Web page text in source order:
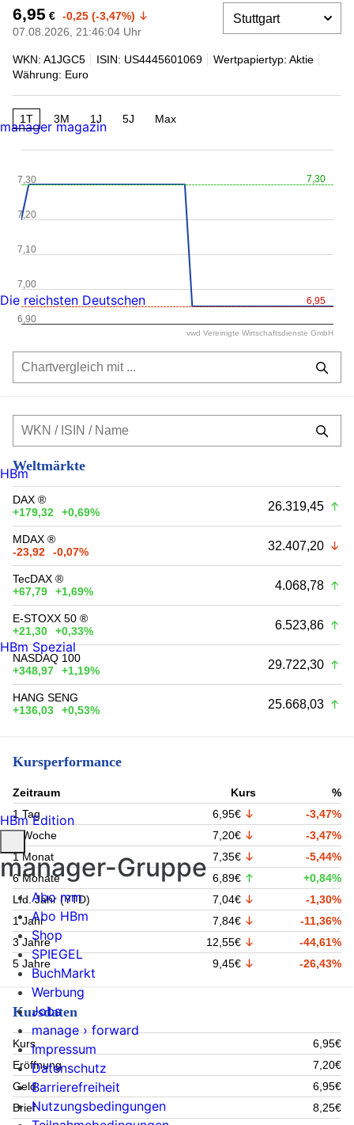
6,95 € -0,25 (-3,47%)
07.08.2026, 21:46:04 Uhr
WKN: A1JGC5 ISIN: US4445601069
Wertpapiertyp: Aktie
Währung: Euro
1T 3M 1J 5J Max
7,30
6,95
6,90
7,00
7,10
7,20
7,30
vwd Vereinigte Wirtschaftsdienste GmbH
Weltmärkte
DAX ®
+179,32
+0,69% 26.319,45
MDAX ®
-23,92
-0,07% 32.407,20
TecDAX ®
+67,79
+1,69% 4.068,78
E-STOXX 50 ®
+21,30
+0,33% 6.523,86
NASDAQ 100
+348,97
+1,19% 29.722,30
HANG SENG
+136,03
+0,53% 25.668,03
Kursperformance
Zeitraum Kurs
%
1 Tag
6,95€
-3,47%
1 Woche
7,20€
-3,47%
1 Monat
7,35€
-5,44%
6 Monate
6,89€
+0,84%
Lfd. Jahr (YTD)
7,04€
-1,30%
1 Jahr
7,84€
-11,36%
3 Jahre
12,55€
-44,61%
5 Jahre
9,45€ -26,43%
Kursdaten
Kurs
6,95€
Eröffnung
7,20€
Geld
6,95€
Brief
8,25€
manager magazin
Die reichsten Deutschen
HBm
HBm Spezial
HBm Edition
manager-Gruppe
Abo mm
Abo HBm
Shop
SPIEGEL
BuchMarkt
Werbung
Jobs
manage › forward
Impressum
Datenschutz
Barrierefreiheit
Nutzungsbedingungen